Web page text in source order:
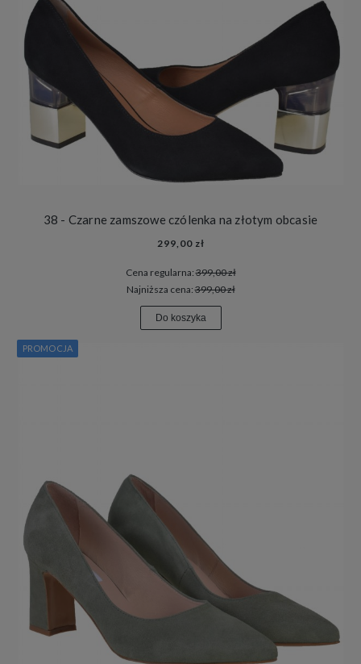
38 - Czarne zamszowe czólenka na złotym obcasie
299,00 zł
Cena regularna:399,00 zł
Najniższa cena:399,00 zł
Do koszyka
PROMOCJA